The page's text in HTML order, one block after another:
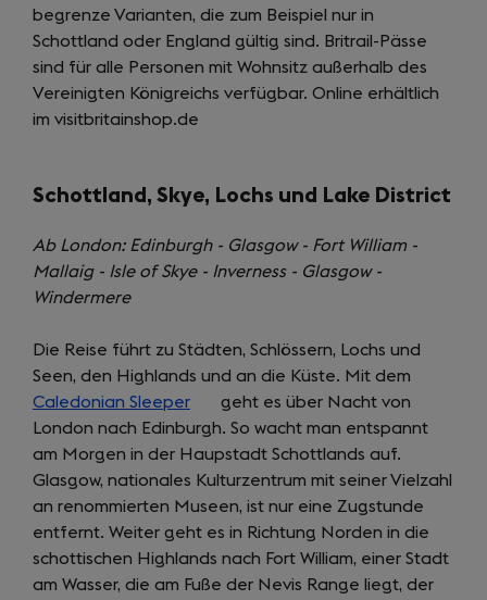
begrenze Varianten, die zum Beispiel nur in
Schottland oder England gültig sind. Britrail-Pässe
sind für alle Personen mit Wohnsitz außerhalb des
Vereinigten Königreichs verfügbar. Online erhältlich
im visitbritainshop.de
Schottland, Skye, Lochs und Lake District
Ab London: Edinburgh - Glasgow - Fort William -
Mallaig - Isle of Skye - Inverness - Glasgow -
Windermere
Die Reise führt zu Städten, Schlössern, Lochs und
Seen, den Highlands und an die Küste. Mit dem
Caledonian Sleeper (opens
in
a
new
tab)
geht es über Nacht von
London nach Edinburgh. So wacht man entspannt
am Morgen in der Haupstadt Schottlands auf.
Glasgow, nationales Kulturzentrum mit seiner Vielzahl
an renommierten Museen, ist nur eine Zugstunde
entfernt. Weiter geht es in Richtung Norden in die
schottischen Highlands nach Fort William, einer Stadt
am Wasser, die am Fuße der Nevis Range liegt, der